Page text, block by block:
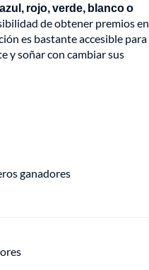
rojo, verde, blanco o
de obtener premios en
es bastante accesible para
y soñar con cambiar sus
ganadores